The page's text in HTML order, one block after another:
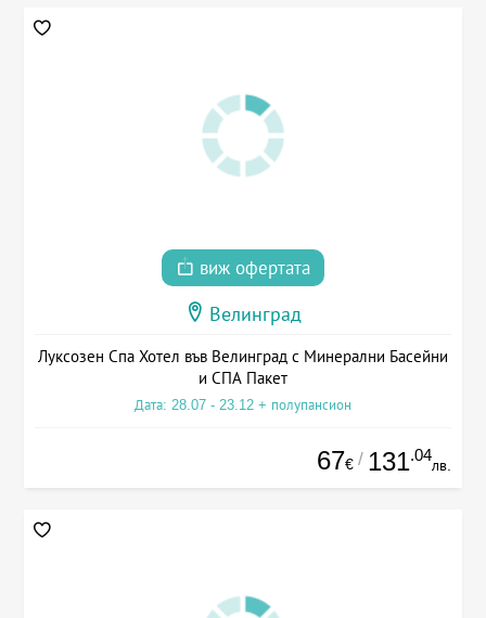
виж офертата
Велинград
Луксозен Спа Хотел във Велинград с Минерални Басейни
и СПА Пакет
Дата: 28.07 - 23.12 + полупансион
67€ / 131.04
лв.